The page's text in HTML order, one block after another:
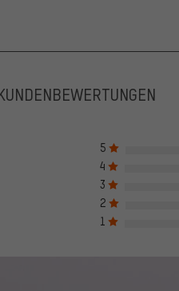
5
4
3
2
1